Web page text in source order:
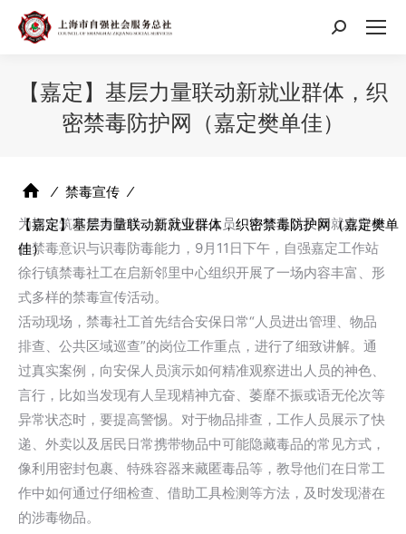
搜
【嘉定】基层力量联动新就业群体，织
密禁毒防护网（嘉定樊单佳）
⁄ 禁毒宣传 ⁄
【嘉定】基层力量联动新就业群体，织密禁毒防护网（嘉定樊单
佳）
为切实筑牢禁毒防线，提升安保人员、协管员以及新就业群体
的禁毒意识与识毒防毒能力，9月11日下午，自强嘉定工作站
徐行镇禁毒社工在启新邻里中心组织开展了一场内容丰富、形
式多样的禁毒宣传活动。
活动现场，禁毒社工首先结合安保日常“人员进出管理、物品
排查、公共区域巡查”的岗位工作重点，进行了细致讲解。通
过真实案例，向安保人员演示如何精准观察进出人员的神色、
言行，比如当发现有人呈现精神亢奋、萎靡不振或语无伦次等
异常状态时，要提高警惕。对于物品排查，工作人员展示了快
递、外卖以及居民日常携带物品中可能隐藏毒品的常见方式，
像利用密封包裹、特殊容器来藏匿毒品等，教导他们在日常工
作中如何通过仔细检查、借助工具检测等方法，及时发现潜在
的涉毒物品。